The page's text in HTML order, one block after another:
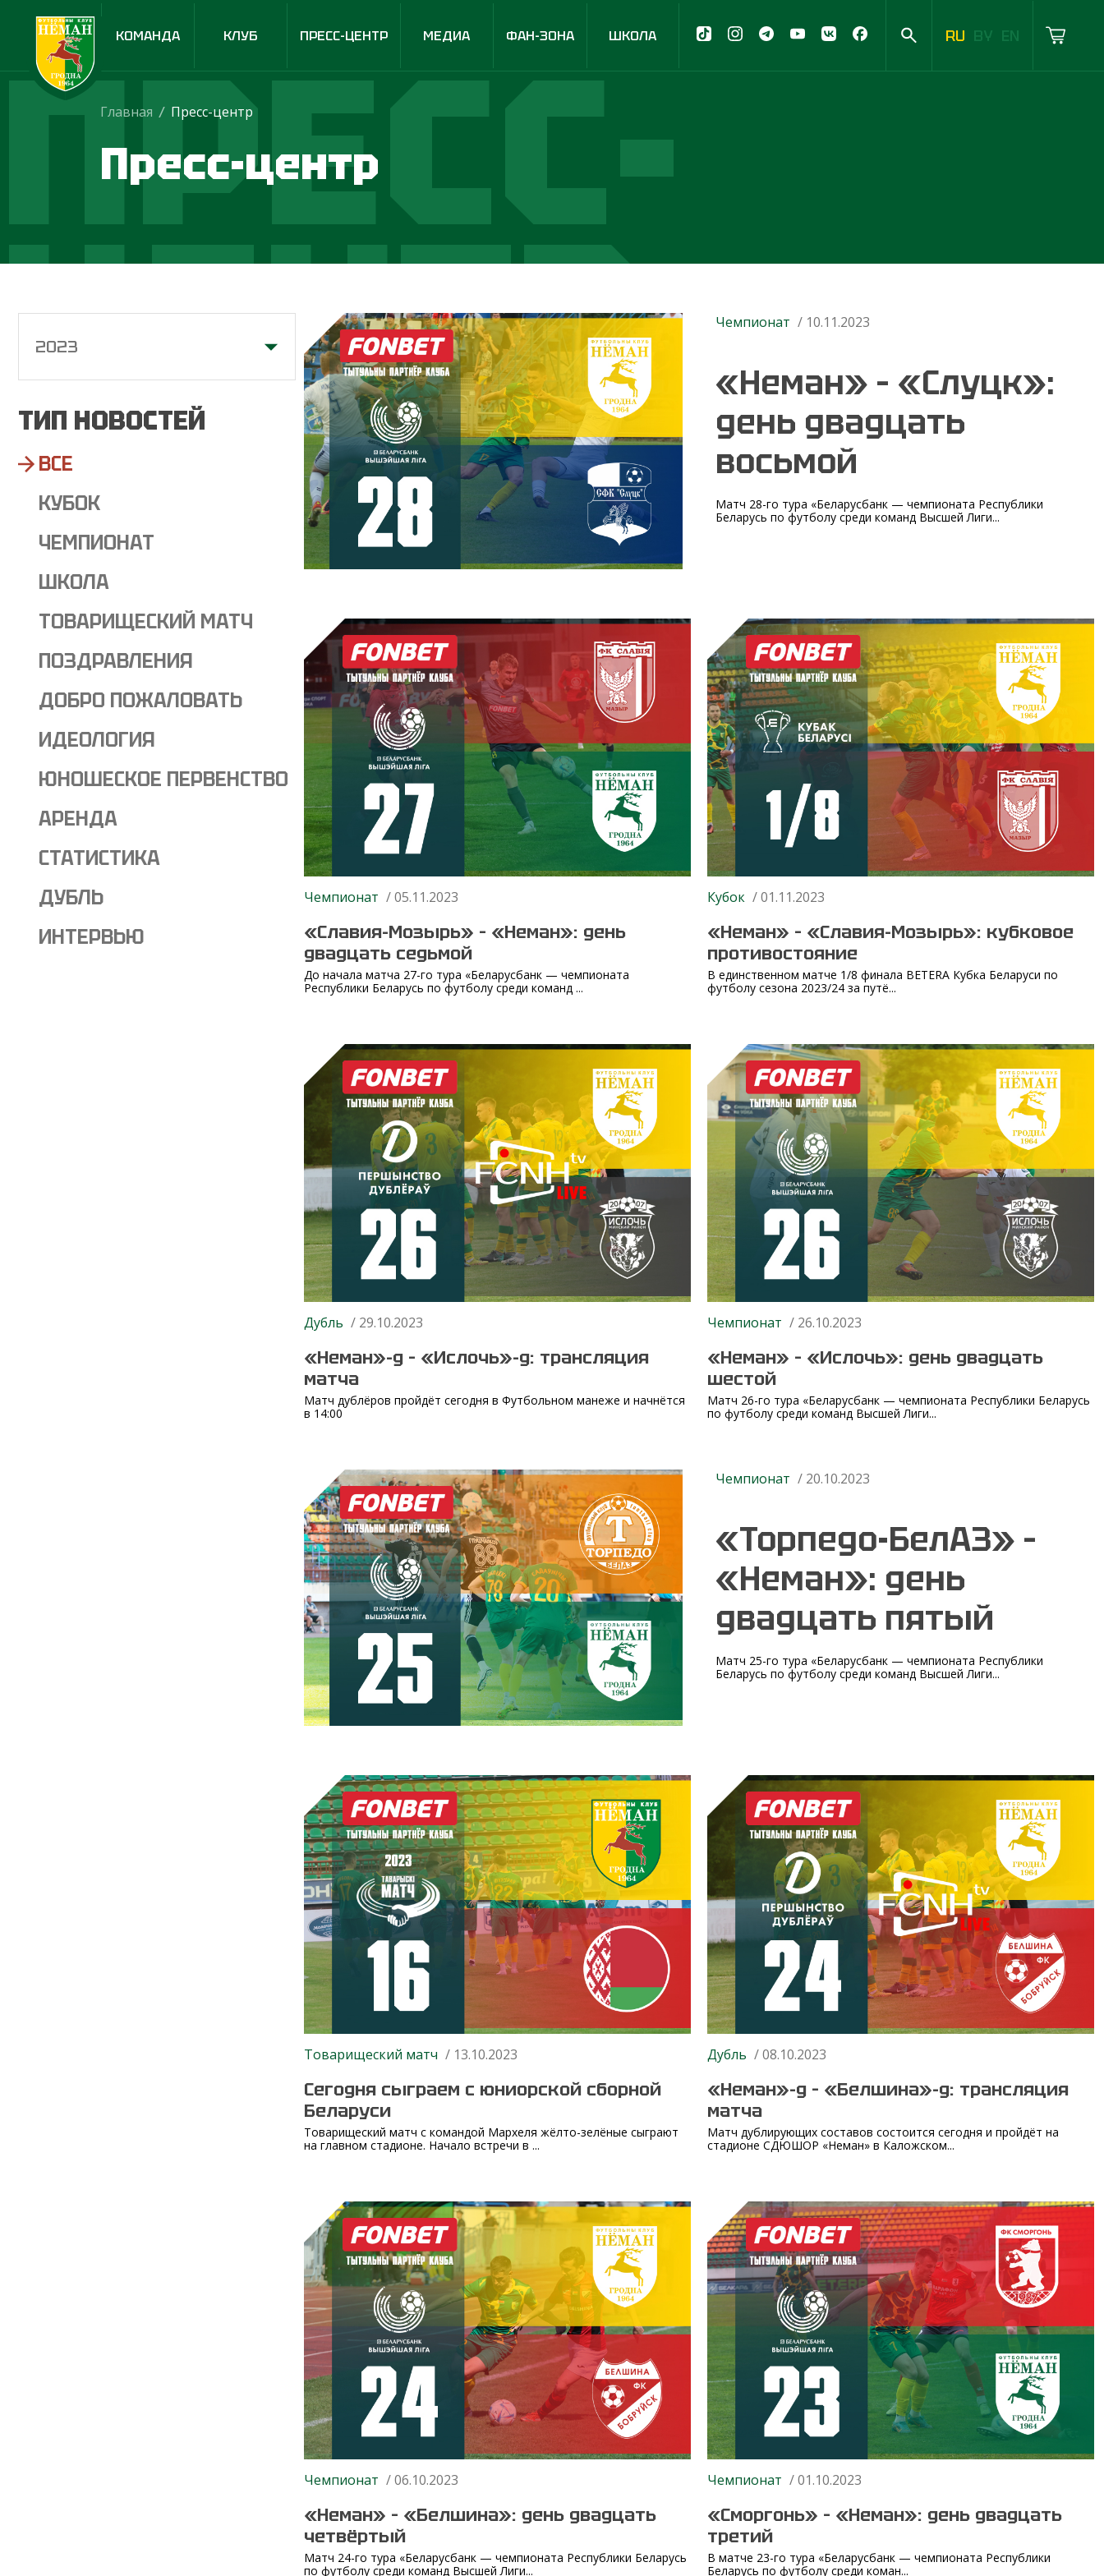
КОМАНДА КЛУБ ПРЕСС-ЦЕНТР МЕДИА ФАН-ЗОНА ШКОЛА RU BY EN
ПРЕСС-
ЦЕНТР
Главная / Пресс-центр
Пресс-центр
2023
ТИП НОВОСТЕЙ
ВСЕ
КУБОК
ЧЕМПИОНАТ
ШКОЛА
ТОВАРИЩЕСКИЙ МАТЧ
ПОЗДРАВЛЕНИЯ
ДОБРО ПОЖАЛОВАТЬ
ИДЕОЛОГИЯ
ЮНОШЕСКОЕ ПЕРВЕНСТВО
АРЕНДА
СТАТИСТИКА
ДУБЛЬ
ИНТЕРВЬЮ
Чемпионат / 10.11.2023
«Неман» – «Слуцк»:
день двадцать
восьмой
Матч 28-го тура «Беларусбанк — чемпионата Республики
Беларусь по футболу среди команд Высшей Лиги...
Чемпионат / 05.11.2023
«Славия-Мозырь» – «Неман»: день
двадцать седьмой
До начала матча 27-го тура «Беларусбанк — чемпионата
Республики Беларусь по футболу среди команд ...
Кубок / 01.11.2023
«Неман» – «Славия-Мозырь»: кубковое
противостояние
В единственном матче 1/8 финала BETERA Кубка Беларуси по
футболу сезона 2023/24 за путё...
Дубль / 29.10.2023
«Неман»-д – «Ислочь»-д: трансляция
матча
Матч дублёров пройдёт сегодня в Футбольном манеже и начнётся
в 14:00
Чемпионат / 26.10.2023
«Неман» – «Ислочь»: день двадцать
шестой
Матч 26-го тура «Беларусбанк — чемпионата Республики Беларусь
по футболу среди команд Высшей Лиги...
Чемпионат / 20.10.2023
«Торпедо-БелАЗ» –
«Неман»: день
двадцать пятый
Матч 25-го тура «Беларусбанк — чемпионата Республики
Беларусь по футболу среди команд Высшей Лиги...
Товарищеский матч / 13.10.2023
Сегодня сыграем с юниорской сборной
Беларуси
Товарищеский матч с командой Мархеля жёлто-зелёные сыграют
на главном стадионе. Начало встречи в ...
Дубль / 08.10.2023
«Неман»-д – «Белшина»-д: трансляция
матча
Матч дублирующих составов состоится сегодня и пройдёт на
стадионе СДЮШОР «Неман» в Каложском...
Чемпионат / 06.10.2023
«Неман» – «Белшина»: день двадцать
четвёртый
Матч 24-го тура «Беларусбанк — чемпионата Республики Беларусь
по футболу среди команд Высшей Лиги...
Чемпионат / 01.10.2023
«Сморгонь» – «Неман»: день двадцать
третий
В матче 23-го тура «Беларусбанк — чемпионата Республики
Беларусь по футболу среди коман...